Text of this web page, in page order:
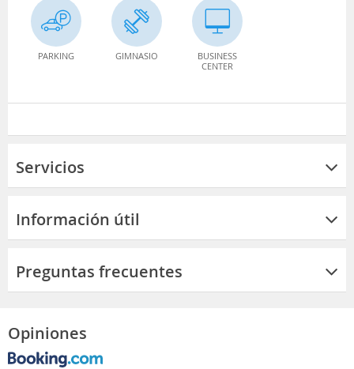
PARKING GIMNASIO
BUSINESS
CENTER
Servicios
Información útil
Preguntas frecuentes
Opiniones